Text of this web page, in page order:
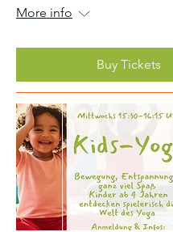
More info
Buy Tickets